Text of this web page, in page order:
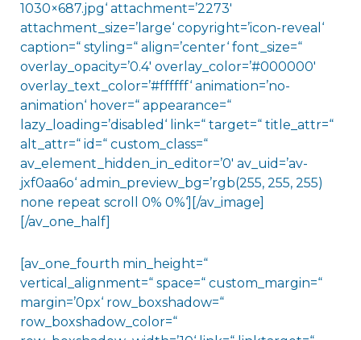
1030×687.jpg‘ attachment=’2273′
attachment_size=’large‘ copyright=’icon-reveal‘
caption=“ styling=“ align=’center‘ font_size=“
overlay_opacity=’0.4′ overlay_color=’#000000′
overlay_text_color=’#ffffff‘ animation=’no-
animation‘ hover=“ appearance=“
lazy_loading=’disabled‘ link=“ target=“ title_attr=“
alt_attr=“ id=“ custom_class=“
av_element_hidden_in_editor=’0′ av_uid=’av-
jxf0aa6o‘ admin_preview_bg=’rgb(255, 255, 255)
none repeat scroll 0% 0%‘][/av_image]
[/av_one_half]
[av_one_fourth min_height=“
vertical_alignment=“ space=“ custom_margin=“
margin=’0px‘ row_boxshadow=“
row_boxshadow_color=“